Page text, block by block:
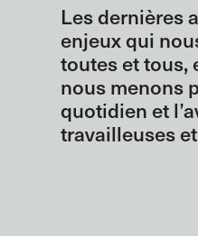
Les dernières
enjeux qui
toutes et tous,
nous menons
quotidien et
travailleuses